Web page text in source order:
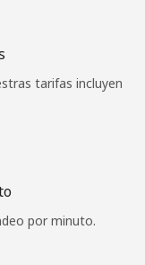
tarifas incluyen
por minuto.